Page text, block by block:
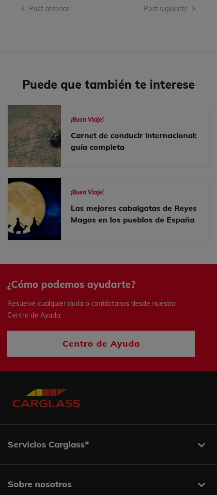
Navegación
Post anterior Post siguiente
Puede que también te interese
¡Buen Viaje!
Carnet de conducir internacional:
guía completa
¡Buen Viaje!
Las mejores cabalgatas de Reyes
Magos en los pueblos de España
¿Cómo podemos ayudarte?
Resuelve cualquier duda o contáctanos desde nuestro
Centro de Ayuda.
Centro de Ayuda
Servicios Carglass®
Sobre nosotros